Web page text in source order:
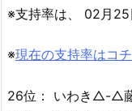
※支持率は、 02月25
※現在の支持率はコ
26位： いわき△-△